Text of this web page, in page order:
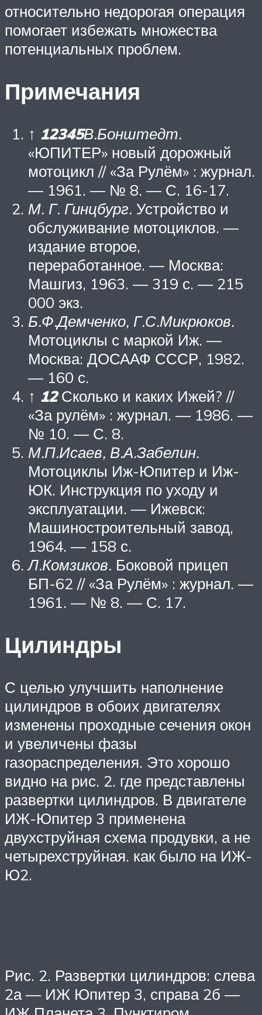
относительно недорогая операция
помогает избежать множества
потенциальных проблем.
Примечания
↑ 12345В.Бонштедт.
«ЮПИТЕР» новый дорожный
мотоцикл // «За Рулём» : журнал.
— 1961. — № 8. — С. 16-17.
М. Г. Гинцбург. Устройство и
обслуживание мотоциклов. —
издание второе,
переработанное. — Москва:
Машгиз, 1963. — 319 с. — 215
000 экз.
Б.Ф.Демченко, Г.С.Микрюков.
Мотоциклы с маркой Иж. —
Москва: ДОСААФ СССР, 1982.
— 160 с.
↑ 12Сколько и каких Ижей? //
«За рулём» : журнал. — 1986. —
№ 10. — С. 8.
М.П.Исаев, В.А.Забелин.
Мотоциклы Иж-Юпитер и Иж-
ЮК. Инструкция по уходу и
эксплуатации. — Ижевск:
Машиностроительный завод,
1964. — 158 с.
Л.Комзиков. Боковой прицеп
БП-62 // «За Рулём» : журнал. —
1961. — № 8. — С. 17.
Цилиндры
С целью улучшить наполнение
цилиндров в обоих двигателях
изменены проходные сечения окон
и увеличены фазы
газораспределения. Это хорошо
видно на рис. 2. где представлены
развертки цилиндров. В двигателе
ИЖ-Юпитер 3 применена
двухструйная схема продувки, а не
четырехструйная. как было на ИЖ-
Ю2.
Рис. 2. Развертки цилиндров: слева
2а — ИЖ Юпитер 3, справа 2б —